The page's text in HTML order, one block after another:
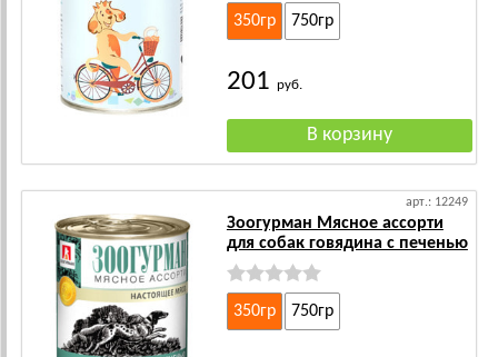
350гр 750гр
201 руб.
арт.: 12249
Зоогурман Мясное ассорти
для собак говядина с печенью
350гр 750гр